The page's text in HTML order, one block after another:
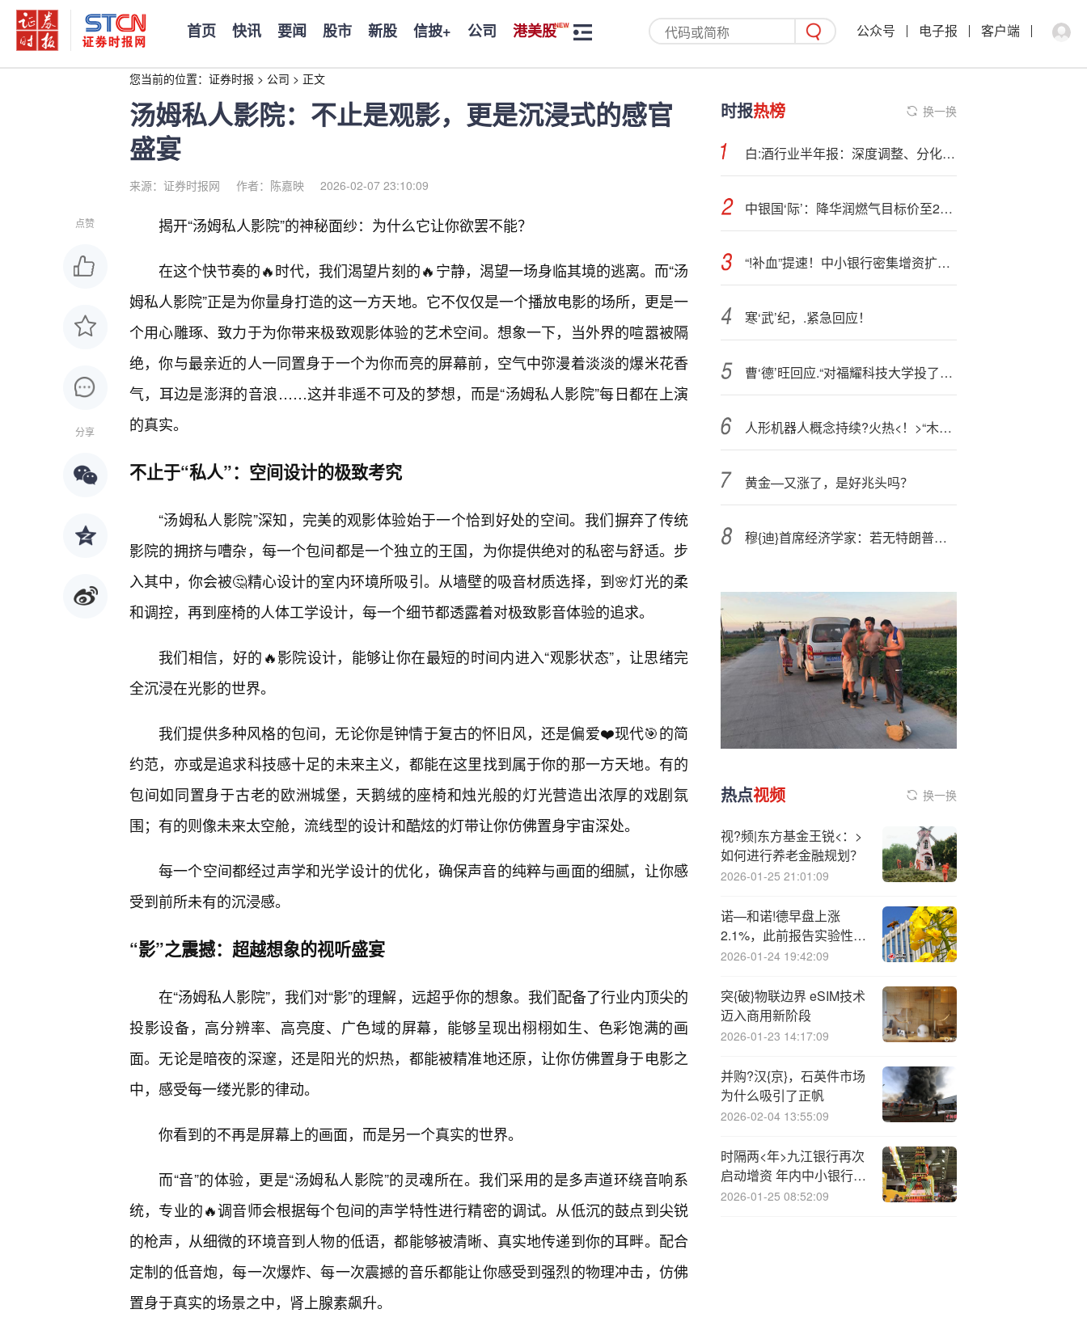
首页 快讯 要闻 股市 新股 信披+ 公司 港美股 公众号 电子报 客户端
您当前的位置： 证券时报 > 公司 > 正文
汤姆私人影院：不止是观影，更是沉浸式的感官
盛宴
来源：证券时报网 作者：陈嘉映 2026-02-07 23:10:09
点赞
分享
揭开“汤姆私人影院”的神秘面纱：为什么它让你欲罢不能？
在这个快节奏的🔥时代，我们渴望片刻的🔥宁静，渴望一场身临其境的逃离。而“汤
姆私人影院”正是为你量身打造的这一方天地。它不仅仅是一个播放电影的场所，更是一
个用心雕琢、致力于为你带来极致观影体验的艺术空间。想象一下，当外界的喧嚣被隔
绝，你与最亲近的人一同置身于一个为你而亮的屏幕前，空气中弥漫着淡淡的爆米花香
气，耳边是澎湃的音浪……这并非遥不可及的梦想，而是“汤姆私人影院”每日都在上演
的真实。
不止于“私人”：空间设计的极致考究
“汤姆私人影院”深知，完美的观影体验始于一个恰到好处的空间。我们摒弃了传统
影院的拥挤与嘈杂，每一个包间都是一个独立的王国，为你提供绝对的私密与舒适。步
入其中，你会被🤔精心设计的室内环境所吸引。从墙壁的吸音材质选择，到🌸灯光的柔
和调控，再到座椅的人体工学设计，每一个细节都透露着对极致影音体验的追求。
我们相信，好的🔥影院设计，能够让你在最短的时间内进入“观影状态”，让思绪完
全沉浸在光影的世界。
我们提供多种风格的包间，无论你是钟情于复古的怀旧风，还是偏爱❤️现代🎯的简
约范，亦或是追求科技感十足的未来主义，都能在这里找到属于你的那一方天地。有的
包间如同置身于古老的欧洲城堡，天鹅绒的座椅和烛光般的灯光营造出浓厚的戏剧氛
围；有的则像未来太空舱，流线型的设计和酷炫的灯带让你仿佛置身宇宙深处。
每一个空间都经过声学和光学设计的优化，确保声音的纯粹与画面的细腻，让你感
受到前所未有的沉浸感。
“影”之震撼：超越想象的视听盛宴
在“汤姆私人影院”，我们对“影”的理解，远超乎你的想象。我们配备了行业内顶尖的
投影设备，高分辨率、高亮度、广色域的屏幕，能够呈现出栩栩如生、色彩饱满的画
面。无论是暗夜的深邃，还是阳光的炽热，都能被精准地还原，让你仿佛置身于电影之
中，感受每一缕光影的律动。
你看到的不再是屏幕上的画面，而是另一个真实的世界。
而“音”的体验，更是“汤姆私人影院”的灵魂所在。我们采用的是多声道环绕音响系
统，专业的🔥调音师会根据每个包间的声学特性进行精密的调试。从低沉的鼓点到尖锐
的枪声，从细微的环境音到人物的低语，都能够被清晰、真实地传递到你的耳畔。配合
定制的低音炮，每一次爆炸、每一次震撼的音乐都能让你感受到强烈的物理冲击，仿佛
置身于真实的场景之中，肾上腺素飙升。
时报热榜 换一换
白:酒行业半年报：深度调整、分化加剧！前6家酒企创造超8成营收，拿走行业超9成利润
中银国‘际’：降华润燃气目标价至23.38港元 评级“买入”
“!补血”提速！中小银行密集增资扩股，年内银行二永债发行量已超万亿元
寒‘武’纪，.紧急回应！
曹‘德’旺回应.“对福耀科技大学投了多少”：已经花了43亿元 将来会付满100亿元
人形机器人概念持续?火热<！>“木头姐”力挺：AI领域最大机遇之一
黄金—又涨了，是好兆头吗？
穆{迪}首席经济学家：若无特朗普激进政策 通胀本可以维持在较低水平
热点视频 换一换
视?频|东方基金王锐<：>
如何进行养老金融规划？
2026-01-25 21:01:09
诺—和诺!德早盘上涨
2.1%，此前报告实验性减
肥药物疗效明显
2026-01-24 19:42:09
突{破}物联边界 eSIM技术
迈入商用新阶段
2026-01-23 14:17:09
并购?汉{京}，石英件市场
为什么吸引了正帆
2026-02-04 13:55:09
时隔两<年>九江银行再次
启动增资 年内中小银行
“补血”超10家
2026-01-25 08:52:09